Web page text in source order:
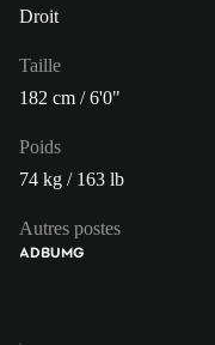
Droit
Taille
182 cm / 6'0"
Poids
74 kg / 163 lb
Autres postes
ADBUMG